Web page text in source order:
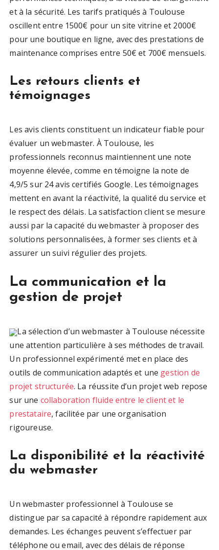
et à la sécurité. Les tarifs pratiqués à Toulouse
oscillent entre 1500€ pour un site vitrine et 2000€
pour une boutique en ligne, avec des prestations de
maintenance comprises entre 50€ et 700€ mensuels.
Les retours clients et
témoignages
Les avis clients constituent un indicateur fiable pour
évaluer un webmaster. À Toulouse, les
professionnels reconnus maintiennent une note
moyenne élevée, comme en témoigne la note de
4,9/5 sur 24 avis certifiés Google. Les témoignages
mettent en avant la réactivité, la qualité du service et
le respect des délais. La satisfaction client se mesure
aussi par la capacité du webmaster à proposer des
solutions personnalisées, à former ses clients et à
assurer un suivi régulier des projets.
La communication et la
gestion de projet
La sélection d’un webmaster à Toulouse nécessite
une attention particulière à ses méthodes de travail.
Un professionnel expérimenté met en place des
outils de communication adaptés et une gestion de
projet structurée. La réussite d’un projet web repose
sur une collaboration fluide entre le client et le
prestataire, facilitée par une organisation
rigoureuse.
La disponibilité et la réactivité
du webmaster
Un webmaster professionnel à Toulouse se
distingue par sa capacité à répondre rapidement aux
demandes. Les échanges peuvent s’effectuer par
téléphone ou email, avec des délais de réponse